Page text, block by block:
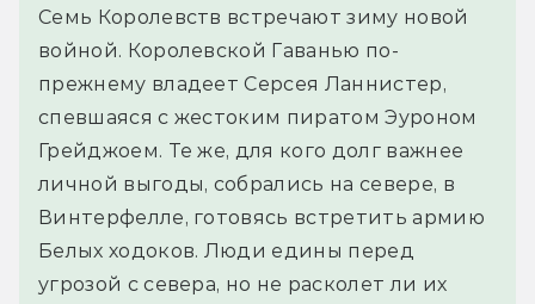
Семь Королевств встречают зиму новой
войной. Королевской Гаванью по-
прежнему владеет Серсея Ланнистер,
спевшаяся с жестоким пиратом Эуроном
Грейджоем. Те же, для кого долг важнее
личной выгоды, собрались на севере, в
Винтерфелле, готовясь встретить армию
Белых ходоков. Люди едины перед
угрозой с севера, но не расколет ли их